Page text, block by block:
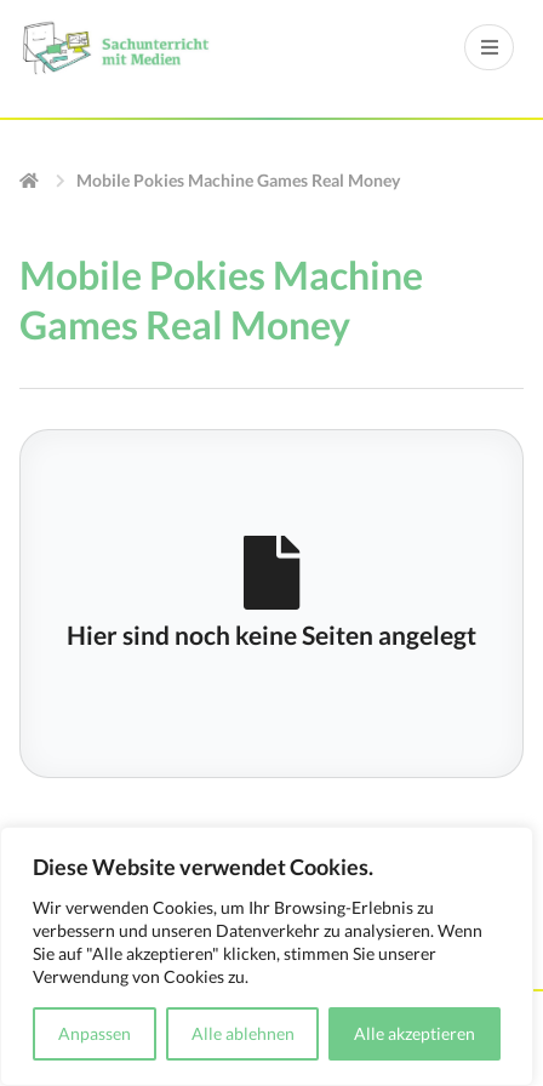
Diese Website verwendet Cookies.
Wir verwenden Cookies, um Ihr Browsing-Erlebnis zu
verbessern und unseren Datenverkehr zu analysieren. Wenn
Sie auf "Alle akzeptieren" klicken, stimmen Sie unserer
Verwendung von Cookies zu.
Anpassen Alle ablehnen Alle akzeptieren
Mobile Pokies Machine Games Real Money
Mobile Pokies Machine
Games Real Money
Hier sind noch keine Seiten angelegt
Kontakt Impressum Datenschutzerklärung
Medienverwendungsnachweis